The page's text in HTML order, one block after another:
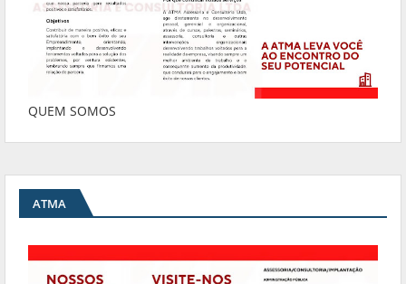
QUEM SOMOS
ATMA